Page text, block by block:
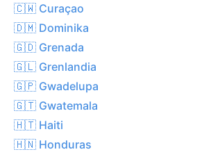
🇨🇼 Curaçao
🇩🇲 Dominika
🇬🇩 Grenada
🇬🇱 Grenlandia
🇬🇵 Gwadelupa
🇬🇹 Gwatemala
🇭🇹 Haiti
🇭🇳 Honduras